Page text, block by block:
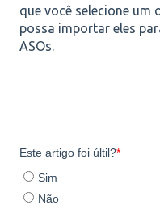
que você selecione um
possa importar eles
ASOs.